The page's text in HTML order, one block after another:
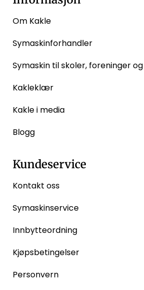
Om Kakle
Symaskinforhandler
Symaskin til skoler, foreninger
Kakleklær
Kakle i media
Blogg
Kundeservice
Kontakt oss
Symaskinservice
Innbytteordning
Kjøpsbetingelser
Personvern